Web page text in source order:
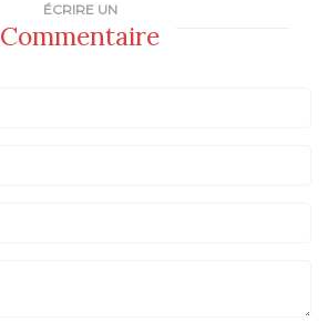
ÉCRIRE UN
Commentaire